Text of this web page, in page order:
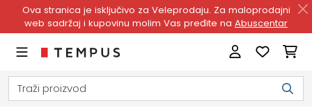
Ova stranica je isključivo za Veleprodaju. Za maloprodajni
web sadržaj i kupovinu molim Vas pređite na Abuscentar